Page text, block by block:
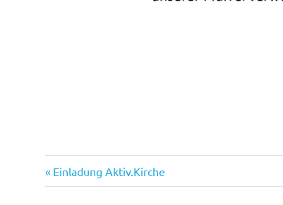
Beitragsnavigation
Vorheriger
Beitrag:
Einladung Aktiv.Kirche